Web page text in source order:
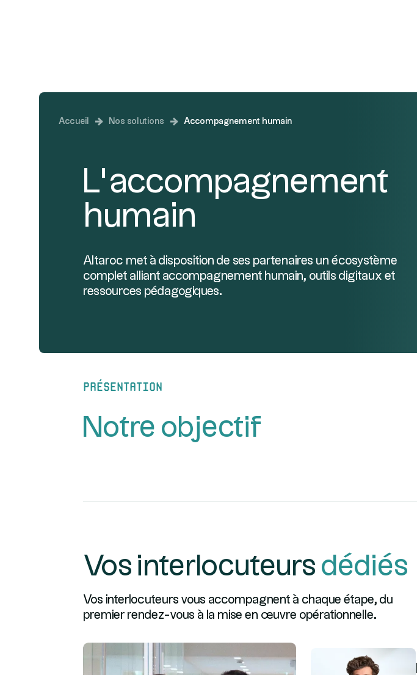
Accueil Nos solutions Accompagnement humain
L’accompagnement
humain
Altaroc met à disposition de ses partenaires un écosystème
complet alliant accompagnement humain, outils digitaux et
ressources pédagogiques.
présentation
Notre objectif
Vos interlocuteurs dédiés
Vos interlocuteurs vous accompagnent à chaque étape, du
premier rendez-vous à la mise en œuvre opérationnelle.